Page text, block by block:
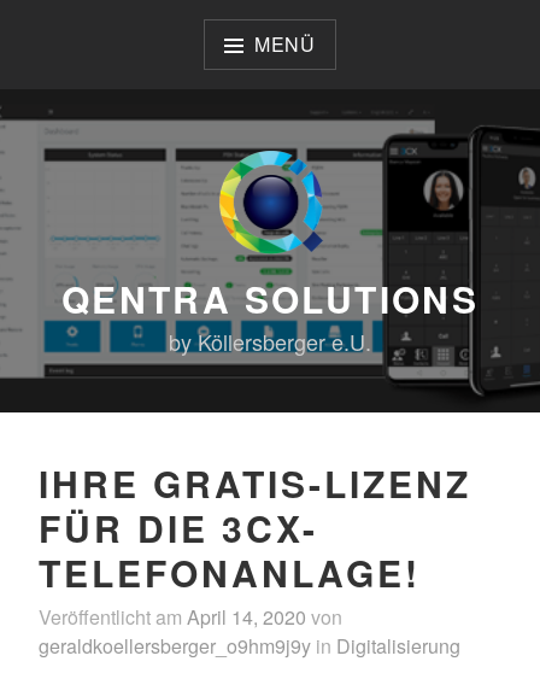
MENÜ
QENTRA SOLUTIONS
by Köllersberger e.U.
IHRE GRATIS-LIZENZ
FÜR DIE 3CX-
TELEFONANLAGE!
Veröffentlicht am April 14, 2020 von
geraldkoellersberger_o9hm9j9y in Digitalisierung